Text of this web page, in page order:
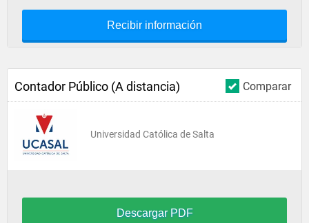
Recibir información
Comparar
Contador Público (A distancia)
Universidad Católica de Salta
Descargar PDF